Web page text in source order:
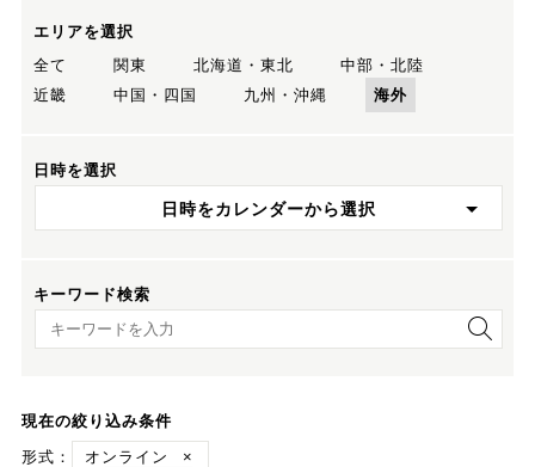
エリアを選択
全て
関東 北海道・東北
中部・北陸
近畿
中国・四国 九州・沖縄 海外
日時を選択
日時をカレンダーから選択
キーワード検索
キーワード検索
現在の絞り込み条件
形式：
オンライン
×